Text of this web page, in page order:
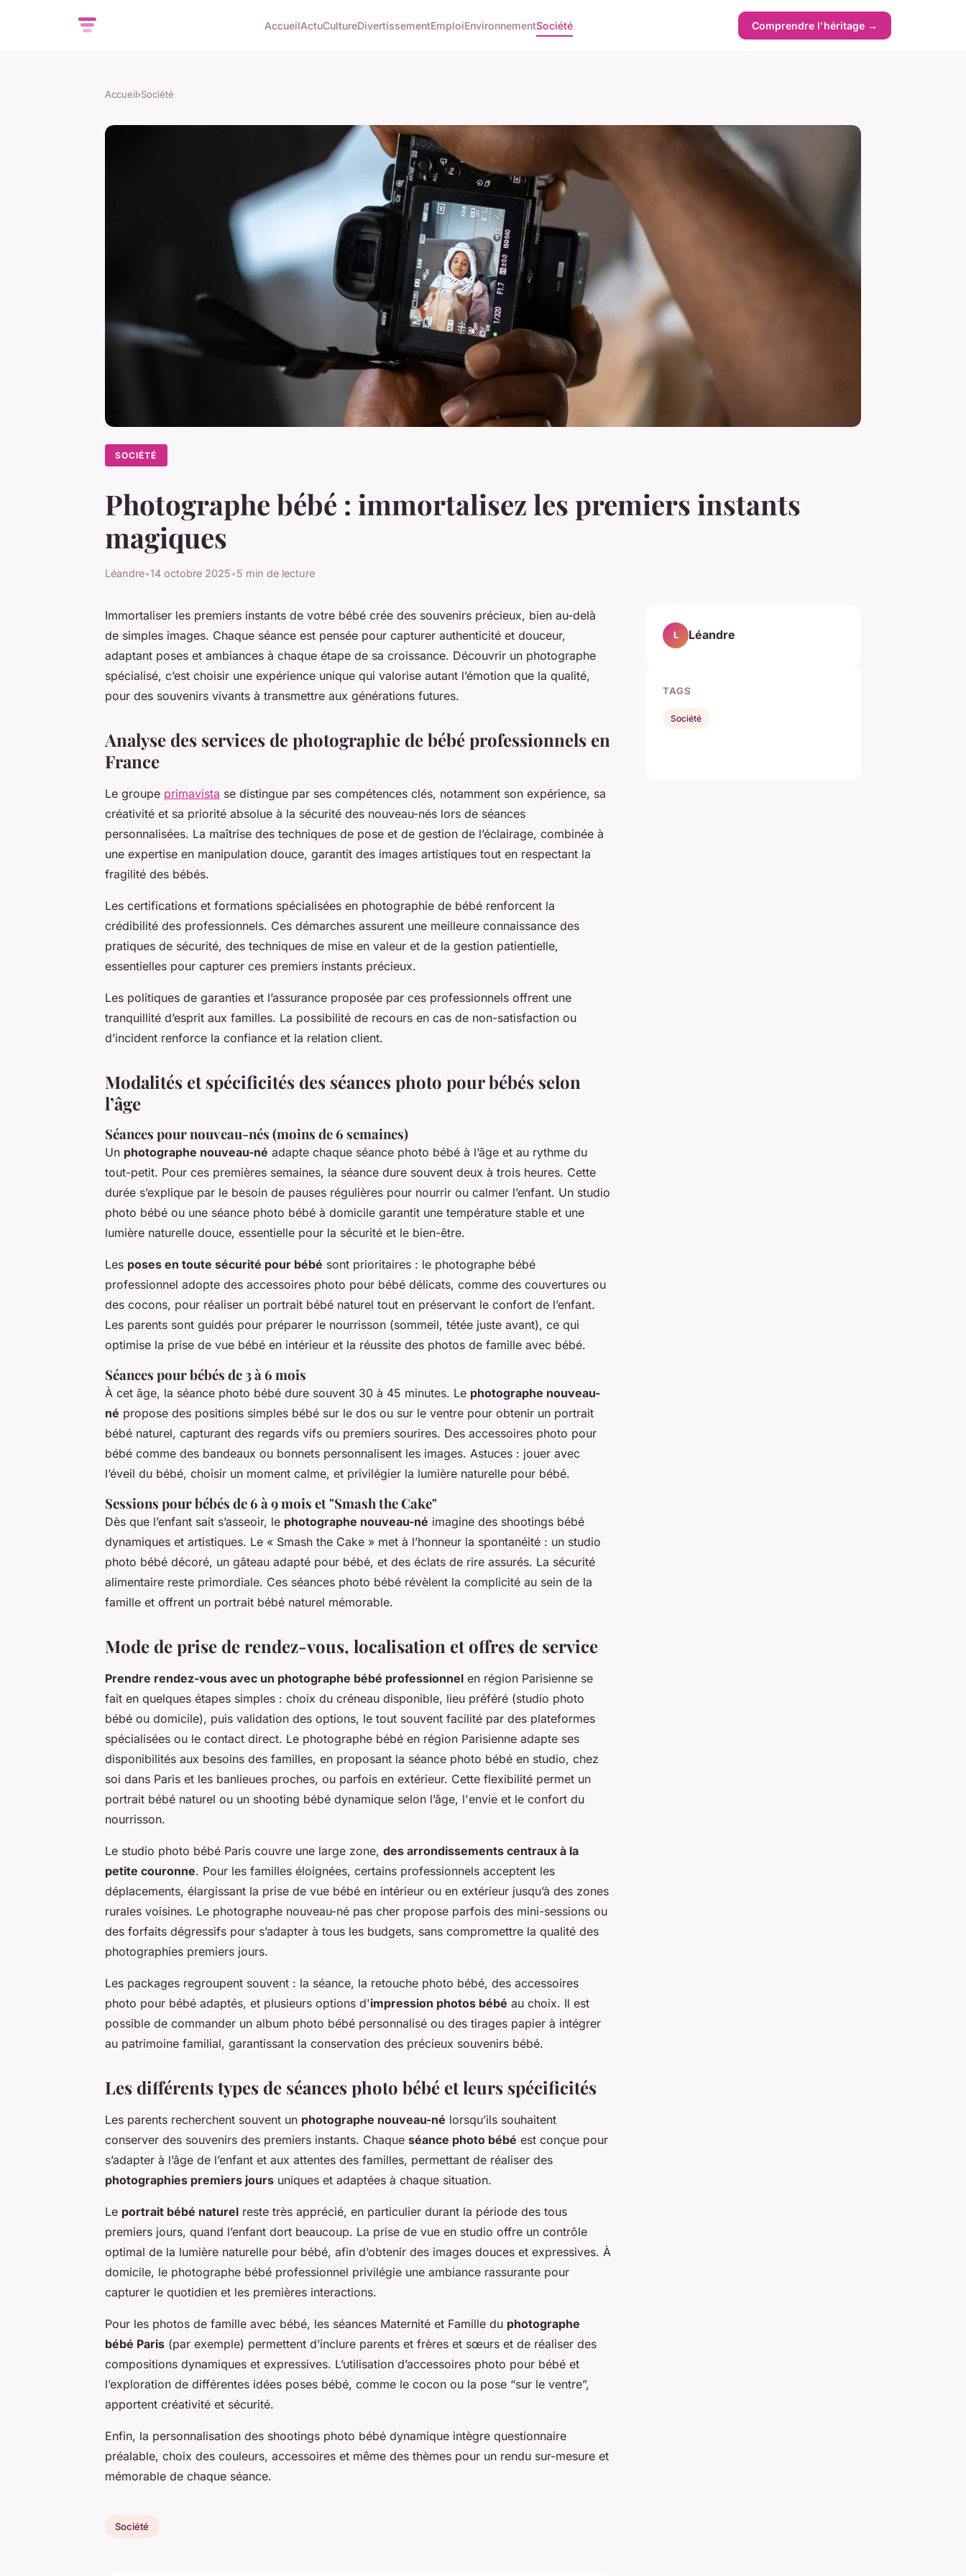
AccueilActuCultureDivertissementEmploiEnvironnementSociété Comprendre l'héritage →
Accueil›Société
SOCIÉTÉ
Photographe bébé : immortalisez les premiers instants
magiques
Léandre•14 octobre 2025•5 min de lecture
Immortaliser les premiers instants de votre bébé crée des souvenirs précieux, bien au-delà
de simples images. Chaque séance est pensée pour capturer authenticité et douceur,
adaptant poses et ambiances à chaque étape de sa croissance. Découvrir un photographe
spécialisé, c’est choisir une expérience unique qui valorise autant l’émotion que la qualité,
pour des souvenirs vivants à transmettre aux générations futures.
Analyse des services de photographie de bébé professionnels en
France
Le groupe primavista se distingue par ses compétences clés, notamment son expérience, sa
créativité et sa priorité absolue à la sécurité des nouveau-nés lors de séances
personnalisées. La maîtrise des techniques de pose et de gestion de l’éclairage, combinée à
une expertise en manipulation douce, garantit des images artistiques tout en respectant la
fragilité des bébés.
Les certifications et formations spécialisées en photographie de bébé renforcent la
crédibilité des professionnels. Ces démarches assurent une meilleure connaissance des
pratiques de sécurité, des techniques de mise en valeur et de la gestion patientielle,
essentielles pour capturer ces premiers instants précieux.
Les politiques de garanties et l’assurance proposée par ces professionnels offrent une
tranquillité d’esprit aux familles. La possibilité de recours en cas de non-satisfaction ou
d’incident renforce la confiance et la relation client.
Modalités et spécificités des séances photo pour bébés selon
l’âge
Séances pour nouveau-nés (moins de 6 semaines)
Un photographe nouveau-né adapte chaque séance photo bébé à l’âge et au rythme du
tout-petit. Pour ces premières semaines, la séance dure souvent deux à trois heures. Cette
durée s’explique par le besoin de pauses régulières pour nourrir ou calmer l’enfant. Un studio
photo bébé ou une séance photo bébé à domicile garantit une température stable et une
lumière naturelle douce, essentielle pour la sécurité et le bien-être.
Les poses en toute sécurité pour bébé sont prioritaires : le photographe bébé
professionnel adopte des accessoires photo pour bébé délicats, comme des couvertures ou
des cocons, pour réaliser un portrait bébé naturel tout en préservant le confort de l’enfant.
Les parents sont guidés pour préparer le nourrisson (sommeil, tétée juste avant), ce qui
optimise la prise de vue bébé en intérieur et la réussite des photos de famille avec bébé.
Séances pour bébés de 3 à 6 mois
À cet âge, la séance photo bébé dure souvent 30 à 45 minutes. Le photographe nouveau-
né propose des positions simples bébé sur le dos ou sur le ventre pour obtenir un portrait
bébé naturel, capturant des regards vifs ou premiers sourires. Des accessoires photo pour
bébé comme des bandeaux ou bonnets personnalisent les images. Astuces : jouer avec
l’éveil du bébé, choisir un moment calme, et privilégier la lumière naturelle pour bébé.
Sessions pour bébés de 6 à 9 mois et "Smash the Cake"
Dès que l’enfant sait s’asseoir, le photographe nouveau-né imagine des shootings bébé
dynamiques et artistiques. Le « Smash the Cake » met à l’honneur la spontanéité : un studio
photo bébé décoré, un gâteau adapté pour bébé, et des éclats de rire assurés. La sécurité
alimentaire reste primordiale. Ces séances photo bébé révèlent la complicité au sein de la
famille et offrent un portrait bébé naturel mémorable.
Mode de prise de rendez-vous, localisation et offres de service
Prendre rendez-vous avec un photographe bébé professionnel en région Parisienne se
fait en quelques étapes simples : choix du créneau disponible, lieu préféré (studio photo
bébé ou domicile), puis validation des options, le tout souvent facilité par des plateformes
spécialisées ou le contact direct. Le photographe bébé en région Parisienne adapte ses
disponibilités aux besoins des familles, en proposant la séance photo bébé en studio, chez
soi dans Paris et les banlieues proches, ou parfois en extérieur. Cette flexibilité permet un
portrait bébé naturel ou un shooting bébé dynamique selon l’âge, l'envie et le confort du
nourrisson.
Le studio photo bébé Paris couvre une large zone, des arrondissements centraux à la
petite couronne. Pour les familles éloignées, certains professionnels acceptent les
déplacements, élargissant la prise de vue bébé en intérieur ou en extérieur jusqu’à des zones
rurales voisines. Le photographe nouveau-né pas cher propose parfois des mini-sessions ou
des forfaits dégressifs pour s’adapter à tous les budgets, sans compromettre la qualité des
photographies premiers jours.
Les packages regroupent souvent : la séance, la retouche photo bébé, des accessoires
photo pour bébé adaptés, et plusieurs options d'impression photos bébé au choix. Il est
possible de commander un album photo bébé personnalisé ou des tirages papier à intégrer
au patrimoine familial, garantissant la conservation des précieux souvenirs bébé.
Les différents types de séances photo bébé et leurs spécificités
Les parents recherchent souvent un photographe nouveau-né lorsqu’ils souhaitent
conserver des souvenirs des premiers instants. Chaque séance photo bébé est conçue pour
s’adapter à l’âge de l’enfant et aux attentes des familles, permettant de réaliser des
photographies premiers jours uniques et adaptées à chaque situation.
Le portrait bébé naturel reste très apprécié, en particulier durant la période des tous
premiers jours, quand l’enfant dort beaucoup. La prise de vue en studio offre un contrôle
optimal de la lumière naturelle pour bébé, afin d’obtenir des images douces et expressives. À
domicile, le photographe bébé professionnel privilégie une ambiance rassurante pour
capturer le quotidien et les premières interactions.
Pour les photos de famille avec bébé, les séances Maternité et Famille du photographe
bébé Paris (par exemple) permettent d’inclure parents et frères et sœurs et de réaliser des
compositions dynamiques et expressives. L’utilisation d’accessoires photo pour bébé et
l’exploration de différentes idées poses bébé, comme le cocon ou la pose “sur le ventre”,
apportent créativité et sécurité.
Enfin, la personnalisation des shootings photo bébé dynamique intègre questionnaire
préalable, choix des couleurs, accessoires et même des thèmes pour un rendu sur-mesure et
mémorable de chaque séance.
Société
L Léandre
TAGS
Société